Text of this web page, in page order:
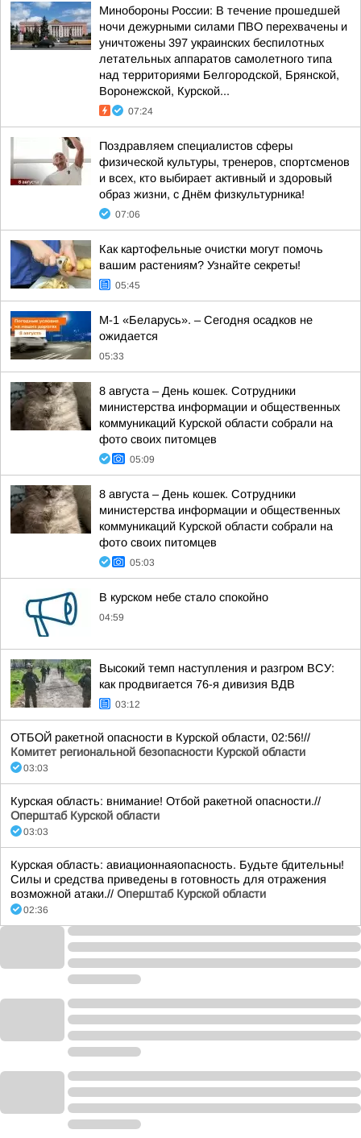
Минобороны России: В течение прошедшей
ночи дежурными силами ПВО перехвачены и
уничтожены 397 украинских беспилотных
летательных аппаратов самолетного типа
над территориями Белгородской, Брянской,
Воронежской, Курской...
07:24
Поздравляем специалистов сферы
физической культуры, тренеров, спортсменов
и всех, кто выбирает активный и здоровый
образ жизни, с Днём физкультурника!
07:06
Как картофельные очистки могут помочь
вашим растениям? Узнайте секреты!
05:45
М-1 «Беларусь». – Сегодня осадков не
ожидается
05:33
8 августа – День кошек. Сотрудники
министерства информации и общественных
коммуникаций Курской области собрали на
фото своих питомцев
05:09
8 августа – День кошек. Сотрудники
министерства информации и общественных
коммуникаций Курской области собрали на
фото своих питомцев
05:03
В курском небе стало спокойно
04:59
Высокий темп наступления и разгром ВСУ:
как продвигается 76-я дивизия ВДВ
03:12
ОТБОЙ ракетной опасности в Курской области, 02:56!//
Комитет региональной безопасности Курской области
03:03
Курская область: внимание! Отбой ракетной опасности.//
Оперштаб Курской области
03:03
Курская область: авиационнаяопасность. Будьте бдительны!
Силы и средства приведены в готовность для отражения
возможной атаки.// Оперштаб Курской области
02:36